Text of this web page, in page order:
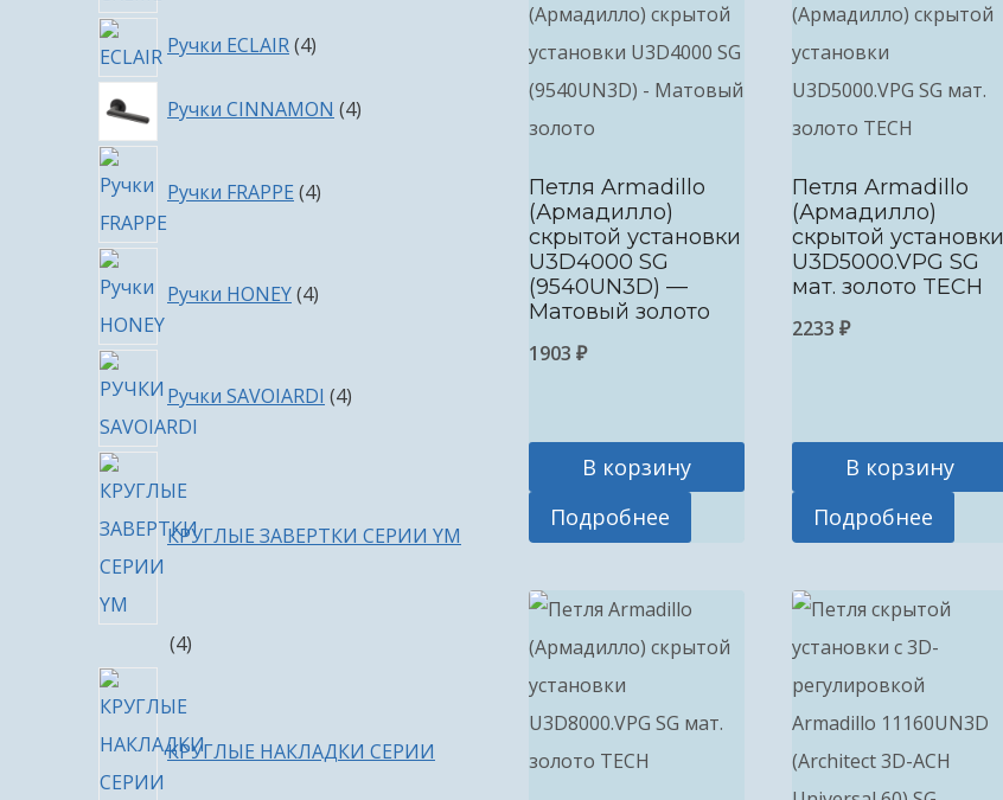
Петля Armadillo
(Армадилло)
скрытой установки
U3D4000 SG
(9540UN3D) —
Матовый золото
1903 ₽
В корзину
Подробнее
Петля Armadillo
(Армадилло)
скрытой установки
U3D5000.VPG SG
мат. золото TECH
2233 ₽
В корзину
Подробнее
Ручки ECLAIR 44
Ручки CINNAMON 44
Ручки FRAPPE 4товара
Ручки HONEY 4товара
Ручки SAVOIARDI 4товара
КРУГЛЫЕ ЗАВЕРТКИ СЕРИИ YM
44
КРУГЛЫЕ НАКЛАДКИ СЕРИИ